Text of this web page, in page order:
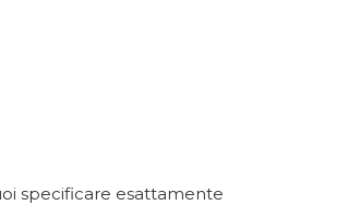
specificare esattamente